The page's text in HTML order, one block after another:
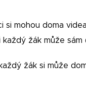
si mohou doma
žák může
žák si může